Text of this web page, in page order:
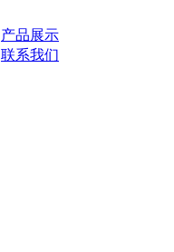
产品展示
联系我们